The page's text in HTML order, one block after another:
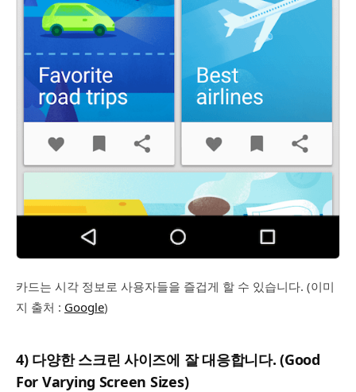
카드는 시각 정보로 사용자들을 즐겁게 할 수 있습니다. (이미
지 출처 : Google)
4) 다양한 스크린 사이즈에 잘 대응합니다. (Good
For Varying Screen Sizes)